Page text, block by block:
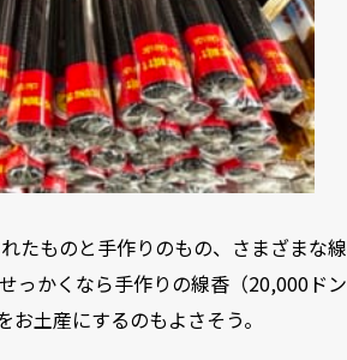
たものと手作りのもの、さまざまな線
っかくなら手作りの線香（20,000ドン
土産にするのもよさそう。